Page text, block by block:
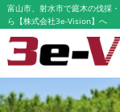
富山市、射水市で庭木の伐採
ら【株式会社3e-Vision】へ